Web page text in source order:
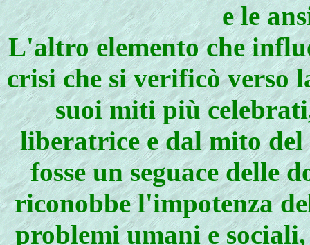
e le
L'altro elemento che
crisi che si verificò verso
suoi miti più
liberatrice e dal mito del
fosse un seguace delle
riconobbe l'impotenza
problemi umani e